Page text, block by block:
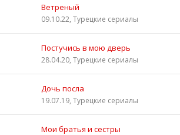
Ветреный
09.10.22, Турецкие сериалы
Постучись в мою дверь
28.04.20, Турецкие сериалы
Дочь посла
19.07.19, Турецкие сериалы
Мои братья и сестры